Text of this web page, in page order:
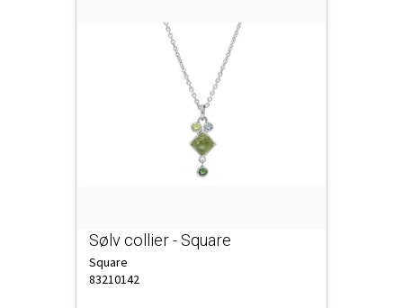
Sølv collier - Square
Square
83210142